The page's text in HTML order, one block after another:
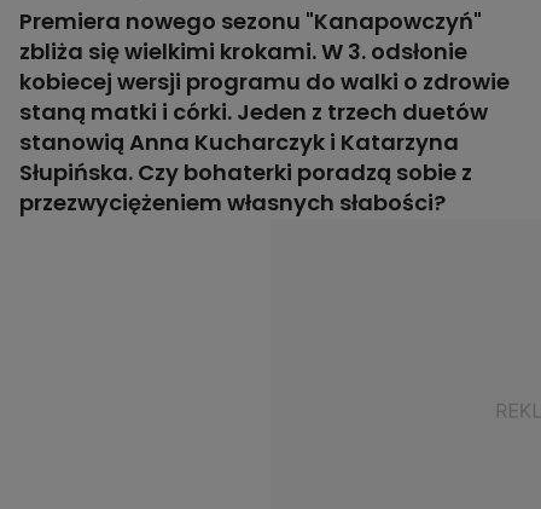
Premiera nowego sezonu "Kanapowczyń"
zbliża się wielkimi krokami. W 3. odsłonie
kobiecej wersji programu do walki o zdrowie
staną matki i córki. Jeden z trzech duetów
stanowią Anna Kucharczyk i Katarzyna
Słupińska. Czy bohaterki poradzą sobie z
przezwyciężeniem własnych słabości?